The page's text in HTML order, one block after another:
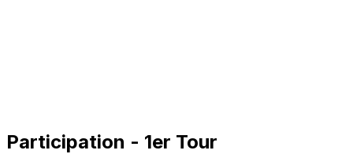
Participation - 1er Tour